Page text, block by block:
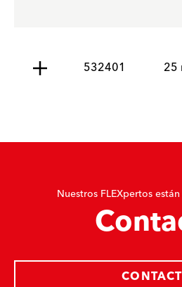
532401 25
Nuestros FLEXpertos